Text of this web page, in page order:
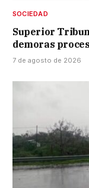
SOCIEDAD
Superior
demoras
7 de agosto de 2026